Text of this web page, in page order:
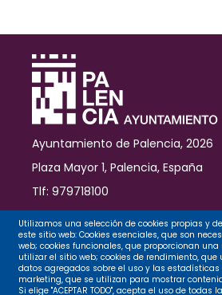
desde
la
salud,
lo
social
acción
comunitaria
Ayuntamiento de Palencia, 2026
Plaza Mayor 1, Palencia, España
Tlf: 979718100
Contacto
Legal
Utilizamos una selección de cookies propias y
este sitio web: Cookies esenciales, que son
web; cookies funcionales, que proporcionan
utilizar el sitio web; cookies de rendimiento,
datos agregados sobre el uso y las estadísticas
marketing, que se utilizan para mostrar
Si elige "ACEPTAR TODO", acepta el uso de